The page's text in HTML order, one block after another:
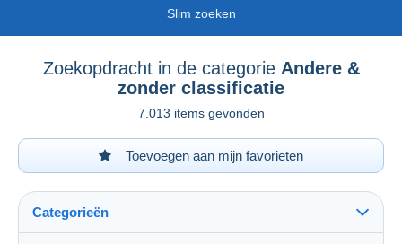
Slim zoeken
Zoekopdracht in de categorie Andere &
zonder classificatie
7.013 items gevonden
Toevoegen aan mijn favorieten
Categorieën